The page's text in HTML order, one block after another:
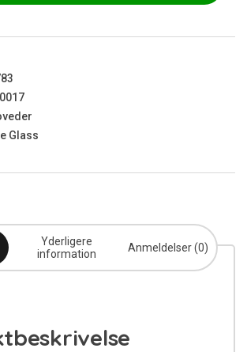
Glass
Yderligere
information
Anmeldelser (0)